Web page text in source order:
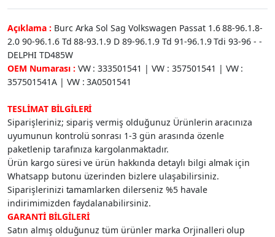
Açıklama : Burc Arka Sol Sag Volkswagen Passat 1.6 88-96.1.8-
2.0 90-96.1.6 Td 88-93.1.9 D 89-96.1.9 Td 91-96.1.9 Tdi 93-96 - -
DELPHI TD485W
OEM Numarası : VW : 333501541 | VW : 357501541 | VW :
357501541A | VW : 3A0501541
TESLİMAT BİLGİLERİ
Siparişleriniz; sipariş vermiş olduğunuz Ürünlerin aracınıza
uyumunun kontrolü sonrası 1-3 gün arasında özenle
paketlenip tarafınıza kargolanmaktadır.
Ürün kargo süresi ve ürün hakkında detaylı bilgi almak için
Whatsapp butonu üzerinden bizlere ulaşabilirsiniz.
Siparişlerinizi tamamlarken dilerseniz %5 havale
indirimimizden faydalanabilirsiniz.
GARANTİ BİLGİLERİ
Satın almış olduğunuz tüm ürünler marka Orjinalleri olup